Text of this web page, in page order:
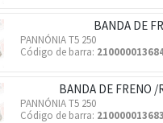
BANDA DE
PANNÓNIA T5 250
Código de barra:
BANDA DE FRENO /
PANNÓNIA T5 250
Código de barra: